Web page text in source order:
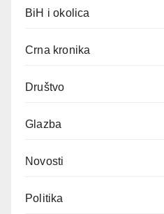
BiH i okolica
Crna kronika
Društvo
Glazba
Novosti
Politika